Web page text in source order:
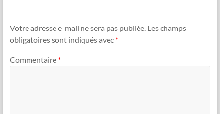
Votre adresse e-mail ne sera pas publiée. Les champs
obligatoires sont indiqués avec *
Commentaire *